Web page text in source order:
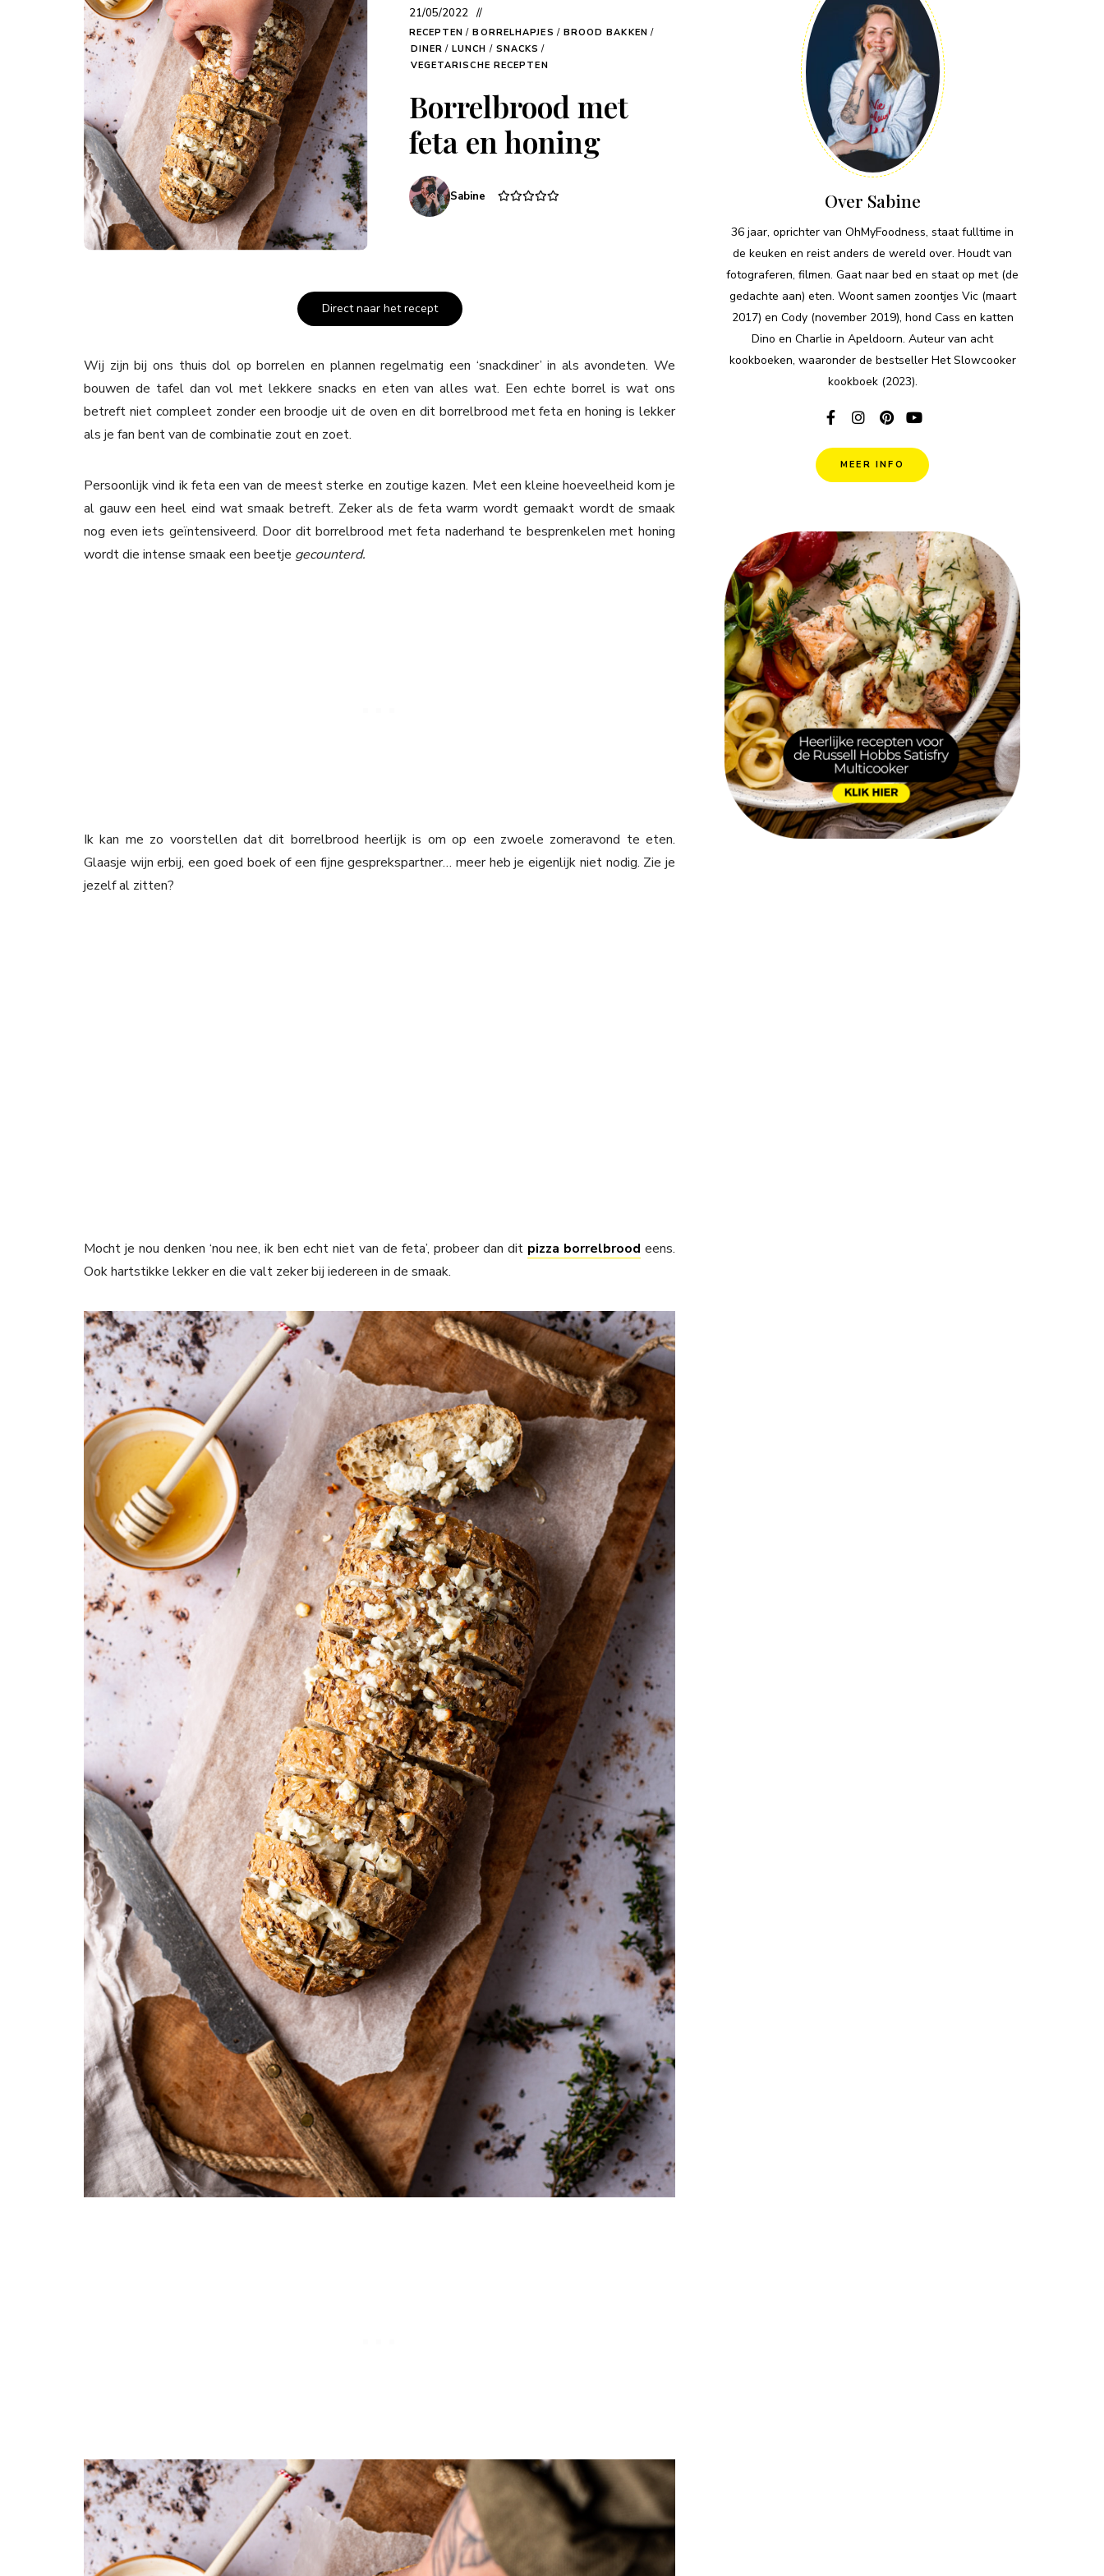
21/05/2022
RECEPTEN / BORRELHAPJES / BROOD BAKKEN /
DINER / LUNCH / SNACKS /
VEGETARISCHE RECEPTEN
Borrelbrood met
feta en honing
Sabine
Direct naar het recept
Wij zijn bij ons thuis dol op borrelen en plannen regelmatig een ‘snackdiner’ in als avondeten. We
bouwen de tafel dan vol met lekkere snacks en eten van alles wat. Een echte borrel is wat ons
betreft niet compleet zonder een broodje uit de oven en dit borrelbrood met feta en honing is lekker
als je fan bent van de combinatie zout en zoet.
Persoonlijk vind ik feta een van de meest sterke en zoutige kazen. Met een kleine hoeveelheid kom je
al gauw een heel eind wat smaak betreft. Zeker als de feta warm wordt gemaakt wordt de smaak
nog even iets geïntensiveerd. Door dit borrelbrood met feta naderhand te besprenkelen met honing
wordt die intense smaak een beetje gecounterd.
Ik kan me zo voorstellen dat dit borrelbrood heerlijk is om op een zwoele zomeravond te eten.
Glaasje wijn erbij, een goed boek of een fijne gesprekspartner… meer heb je eigenlijk niet nodig. Zie je
jezelf al zitten?
Mocht je nou denken ‘nou nee, ik ben echt niet van de feta’, probeer dan dit pizza borrelbrood eens.
Ook hartstikke lekker en die valt zeker bij iedereen in de smaak.
Over Sabine
36 jaar, oprichter van OhMyFoodness, staat fulltime in
de keuken en reist anders de wereld over. Houdt van
fotograferen, filmen. Gaat naar bed en staat op met (de
gedachte aan) eten. Woont samen zoontjes Vic (maart
2017) en Cody (november 2019), hond Cass en katten
Dino en Charlie in Apeldoorn. Auteur van acht
kookboeken, waaronder de bestseller Het Slowcooker
kookboek (2023).
MEER INFO